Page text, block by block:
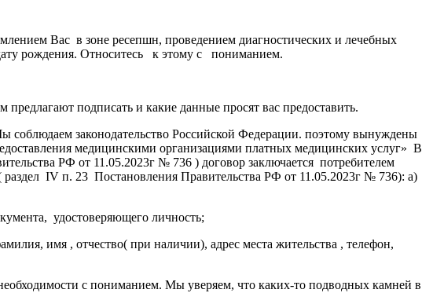
Вас в зоне ресепшн, проведением диагностических и лечебных
рождения. Относитесь к этому с пониманием.
подписать и какие данные просят вас предоставить.
законодательство Российской Федерации. поэтому вынуждены
медицинскими организациями платных медицинских услуг» В
РФ от 11.05.2023г № 736 ) договор заключается потребителем
IV п. 23 Постановления Правительства РФ от 11.05.2023г № 736): а)
удостоверяющего личность;
имя , отчество( при наличии), адрес места жительства , телефон,
с пониманием. Мы уверяем, что каких-то подводных камней в